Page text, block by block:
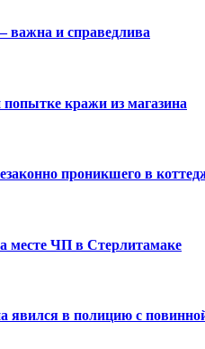
важна и справедлива
кражи из магазина
проникшего в
месте ЧП в Стерлитамаке
в полицию с